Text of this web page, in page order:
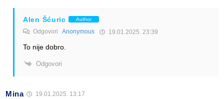
Alen Šćuric Author
Odgovori Anonymous 19.01.2025. 23:39
To nije dobro.
Odgovori
Mina 19.01.2025. 13:17